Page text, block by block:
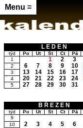
Menu ≡
LEDEN
týd Po Út St Čt Pá
1
1 2 3
2 6 7 8 9 10
3 13 14 15 16 17
4 20 21 22 23 24
5 27 28 29 30 31
BŘEZEN
týd Po Út St Čt Pá
9
10 2 3 4 5 6